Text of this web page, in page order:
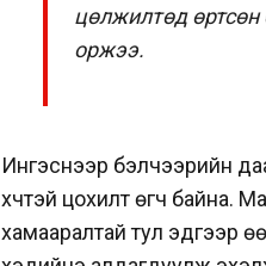
цөлжилтөд
оржээ.
Ингэснээр бэлчээрийн
хүчтэй цохилт өгч байна.
хамааралтай тул эдгээр